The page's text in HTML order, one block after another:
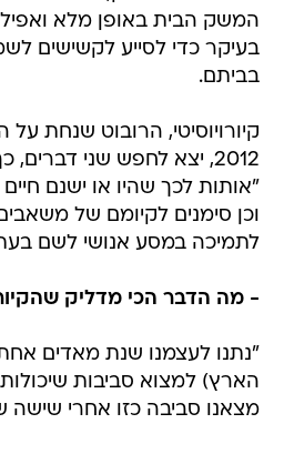
המשק הבית באופן מלא
בעיקר כדי לסייע לקשישים
בביתם.
קיורויוסיטי, הרובוט שנחת
2012, יצא לחפש שני
"אותות לכך שהיו או ישנם
וכן סימנים לקיומם של
לתמיכה במסע אנושי לשם
- מה הדבר הכי מדליק
"נתנו לעצמנו שנת מאדים
הארץ) למצוא סביבות
מצאנו סביבה כזו אחרי שישה